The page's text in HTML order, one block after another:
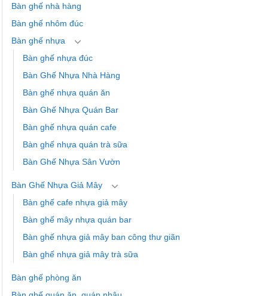
Bàn ghế nhà hàng
Bàn ghế nhôm đúc
Bàn ghế nhựa
Bàn ghế nhựa đúc
Bàn Ghế Nhựa Nhà Hàng
Bàn ghế nhựa quán ăn
Bàn Ghế Nhựa Quán Bar
Bàn ghế nhựa quán cafe
Bàn ghế nhựa quán trà sữa
Bàn Ghế Nhựa Sân Vườn
Bàn Ghế Nhựa Giả Mây
Bàn ghế cafe nhựa giả mây
Bàn ghế mây nhựa quán bar
Bàn ghế nhựa giả mây ban công thư giãn
Bàn ghế nhựa giả mây trà sữa
Bàn ghế phòng ăn